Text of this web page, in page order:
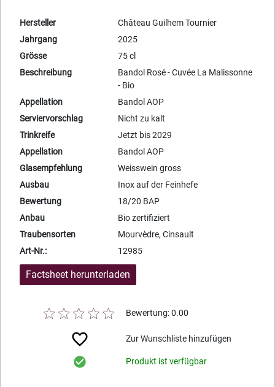
Hersteller
Château Guilhem Tournier
Jahrgang
2025
Grösse
75 cl
Beschreibung
Bandol Rosé - Cuvée La Malissonne
- Bio
Appellation
Bandol AOP
Serviervorschlag
Nicht zu kalt
Trinkreife
Jetzt bis 2029
Appellation
Bandol AOP
Glasempfehlung
Weisswein gross
Ausbau
Inox auf der Feinhefe
Bewertung
18/20 BAP
Anbau
Bio zertifiziert
Traubensorten
Mourvèdre, Cinsault
Art-Nr.:
12985
Factsheet herunterladen
Bewertung: 0.00
Zur Wunschliste hinzufügen
Produkt ist verfügbar